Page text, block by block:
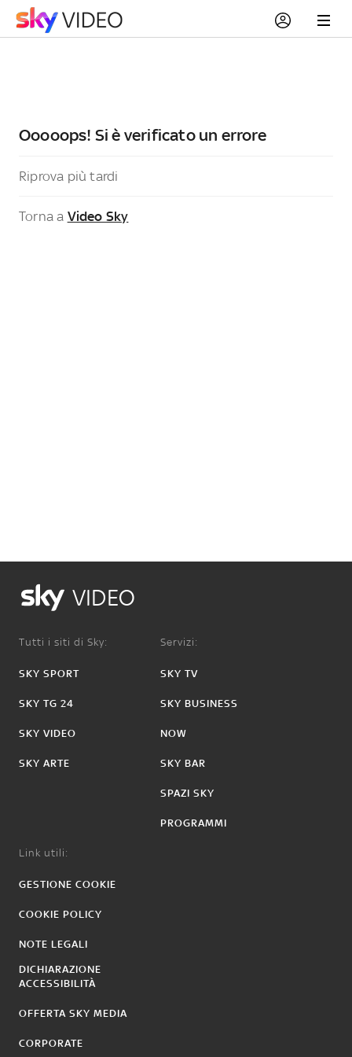
Ooooops! Si è verificato un errore
Riprova più tardi
Torna a Video Sky
VIDEO
Tutti i siti di Sky:
SKY SPORT
SKY TG 24
SKY VIDEO
SKY ARTE
Servizi:
SKY TV
SKY BUSINESS
NOW
SKY BAR
SPAZI SKY
PROGRAMMI
Link utili:
GESTIONE COOKIE
COOKIE POLICY
NOTE LEGALI
DICHIARAZIONE
ACCESSIBILITÀ
OFFERTA SKY MEDIA
CORPORATE